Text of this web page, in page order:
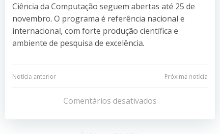
Ciência da Computação seguem abertas até 25 de
novembro. O programa é referência nacional e
internacional, com forte produção científica e
ambiente de pesquisa de excelência.
Navegação
Post
Notícia anterior
Navegação
de
Post
Próxima notícia
Comentários desativados